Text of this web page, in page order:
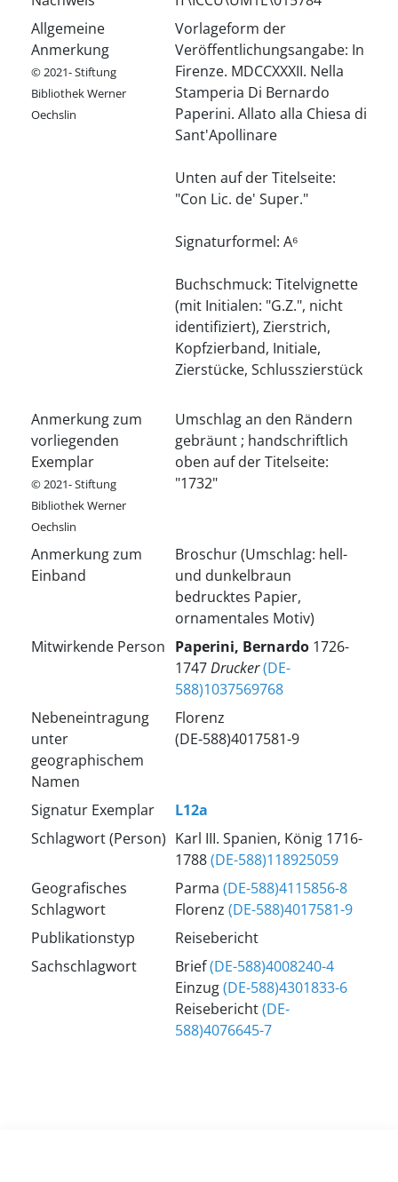
Allgemeine
Anmerkung
© 2021- Stiftung
Bibliothek Werner
Oechslin
Vorlageform der
Veröffentlichungsangabe: In
Firenze. MDCCXXXII. Nella
Stamperia Di Bernardo
Paperini. Allato alla Chiesa di
Sant'Apollinare
Unten auf der Titelseite:
"Con Lic. de' Super."
Signaturformel: A⁶
Buchschmuck: Titelvignette
(mit Initialen: "G.Z.", nicht
identifiziert), Zierstrich,
Kopfzierband, Initiale,
Zierstücke, Schlusszierstück
Anmerkung zum
vorliegenden
Exemplar
© 2021- Stiftung
Bibliothek Werner
Oechslin
Umschlag an den Rändern
gebräunt ; handschriftlich
oben auf der Titelseite:
"1732"
Anmerkung zum
Einband
Broschur (Umschlag: hell-
und dunkelbraun
bedrucktes Papier,
ornamentales Motiv)
Mitwirkende Person Paperini, Bernardo 1726-
1747Drucker(DE-
588)1037569768
Nebeneintragung
unter
geographischem
Namen
Florenz
(DE-588)4017581-9
Signatur Exemplar
L12a
Schlagwort (Person) Karl III. Spanien, König 1716-
1788(DE-588)118925059
Geografisches
Schlagwort
Parma (DE-588)4115856-8
Florenz (DE-588)4017581-9
Publikationstyp
Reisebericht
Sachschlagwort
Brief(DE-588)4008240-4
Einzug(DE-588)4301833-6
Reisebericht(DE-
588)4076645-7